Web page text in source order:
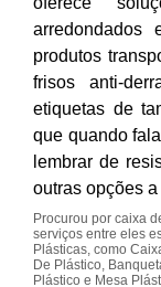
produtos
frisos anti-
etiquetas de
que quando
lembrar de
outras opções
Procurou por caixa
serviços entre eles
Plásticas, como
De Plástico,
Plástico e Mesa